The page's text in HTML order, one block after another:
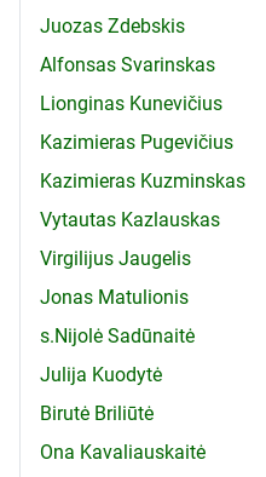
Juozas Zdebskis
Alfonsas Svarinskas
Lionginas Kunevičius
Kazimieras Pugevičius
Kazimieras Kuzminskas
Vytautas Kazlauskas
Virgilijus Jaugelis
Jonas Matulionis
s.Nijolė Sadūnaitė
Julija Kuodytė
Birutė Briliūtė
Ona Kavaliauskaitė